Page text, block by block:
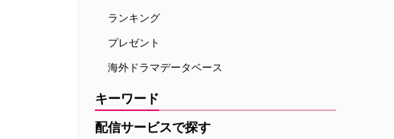
ランキング
プレゼント
海外ドラマデータベース
キーワード
配信サービスで探す